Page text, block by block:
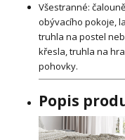
Všestranné:
obývacího pokoje,
truhla na postel
křesla, truhla na
pohovky.
Popis